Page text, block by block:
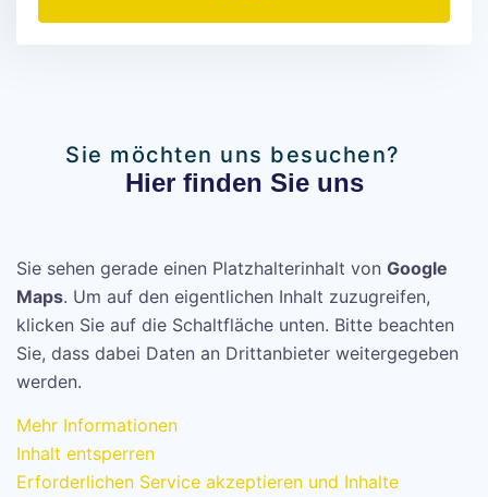
Sie möchten uns besuchen?
Hier finden Sie uns
Sie sehen gerade einen Platzhalterinhalt von Google
Maps. Um auf den eigentlichen Inhalt zuzugreifen,
klicken Sie auf die Schaltfläche unten. Bitte beachten
Sie, dass dabei Daten an Drittanbieter weitergegeben
werden.
Mehr Informationen
Inhalt entsperren
Erforderlichen Service akzeptieren und Inhalte